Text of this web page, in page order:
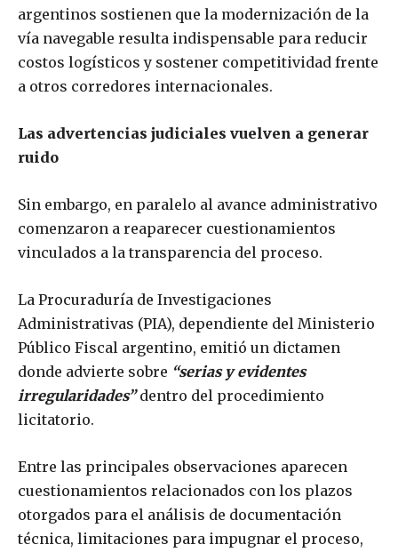
argentinos sostienen que la modernización de la
vía navegable resulta indispensable para reducir
costos logísticos y sostener competitividad frente
a otros corredores internacionales.
Las advertencias judiciales vuelven a generar
ruido
Sin embargo, en paralelo al avance administrativo
comenzaron a reaparecer cuestionamientos
vinculados a la transparencia del proceso.
La Procuraduría de Investigaciones
Administrativas (PIA), dependiente del Ministerio
Público Fiscal argentino, emitió un dictamen
donde advierte sobre “serias y evidentes
irregularidades” dentro del procedimiento
licitatorio.
Entre las principales observaciones aparecen
cuestionamientos relacionados con los plazos
otorgados para el análisis de documentación
técnica, limitaciones para impugnar el proceso,